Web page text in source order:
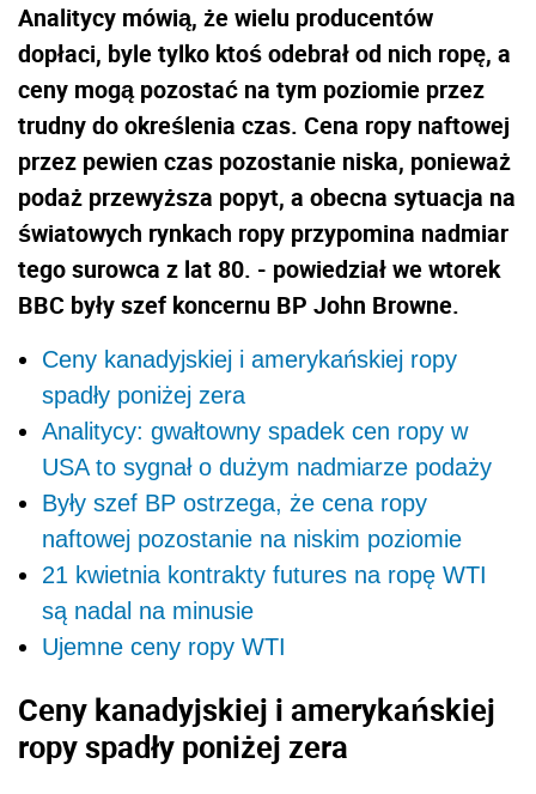
Analitycy mówią, że wielu producentów
dopłaci, byle tylko ktoś odebrał od nich ropę, a
ceny mogą pozostać na tym poziomie przez
trudny do określenia czas. Cena ropy naftowej
przez pewien czas pozostanie niska, ponieważ
podaż przewyższa popyt, a obecna sytuacja na
światowych rynkach ropy przypomina nadmiar
tego surowca z lat 80. - powiedział we wtorek
BBC były szef koncernu BP John Browne.
Ceny kanadyjskiej i amerykańskiej ropy
spadły poniżej zera
Analitycy: gwałtowny spadek cen ropy w
USA to sygnał o dużym nadmiarze podaży
Były szef BP ostrzega, że cena ropy
naftowej pozostanie na niskim poziomie
21 kwietnia kontrakty futures na ropę WTI
są nadal na minusie
Ujemne ceny ropy WTI
Ceny kanadyjskiej i amerykańskiej
ropyspadły poniżej zera